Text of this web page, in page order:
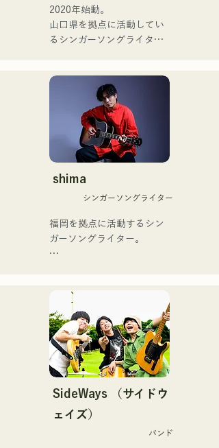
ゴットタレント」で日本人
の芸人史上初のゴールデン
ブザーを獲得し、その後ス
もゴールデンブザーを獲得
した、ノボせもんなべの応
援歌「ゴールデンブザー」
や、アメリカ留学時代の心
友とコライトした本格的カ
ントリーソング「Life Goes
それらの楽曲を揃えた自身
初のフルアルバム「ONE
2025.12.31にリリースし、
iTunesカントリーアルバム
て」、FBS「福岡く
ん。」、「発見らくちゃ
く！」やFUKUOKA
STREET PARTY、
Hannibal Halloween Music
Festival ,sunset live2019、
鷹祭Summer Boostイベン
トステージにも出演。MCと
cup2019 Public viewing、競
2020年始動。
山口県を拠点に活動してい
るシンガーソングライター
ユニット
コロナ禍に入り、音楽で山
口県を盛り上げたいという
思いからユニットを始動。
当初は動画配信サイトでの
活動のみだったが、2020年
12月より、山口県の地元イ
地元音楽イベントやライブ
ハウスを中心にパフォーマ
ンスをしている。
shima
シンガーソングライター
福岡を拠点に活動するシン
ガーソングライター。
ードの繊細さを併せ持つ楽
曲を届けている。
コンセプトは、「等身大の
ままで。僕とあなたのため
の音楽を。」気持ちが落ち
まう時こそ聴いてほしい。
自分自身も迷いや葛藤を抱
SideWays （サイドウ
ェイズ）
バンド